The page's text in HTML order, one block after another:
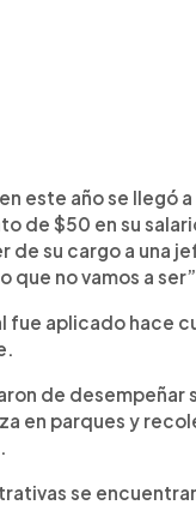
este año se llegó
de $50 en su
de su cargo a una
que no vamos a
fue aplicado hace
de desempeñar
en parques y
se